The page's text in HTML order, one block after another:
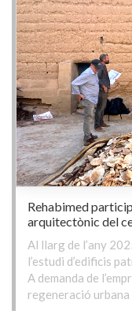
Rehabimed
arquitectònic del
Al llarg de l’any
l’estudi d’edificis
A demanda de
regeneració